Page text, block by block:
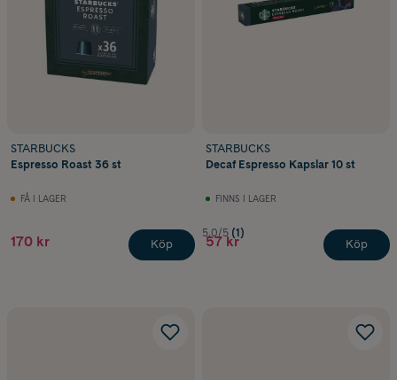
STARBUCKS
Espresso Roast 36 st
FÅ I LAGER
170 kr Köp
STARBUCKS
Decaf Espresso Kapslar 10 st
FINNS I LAGER
5.0/5 (1)
57 kr Köp